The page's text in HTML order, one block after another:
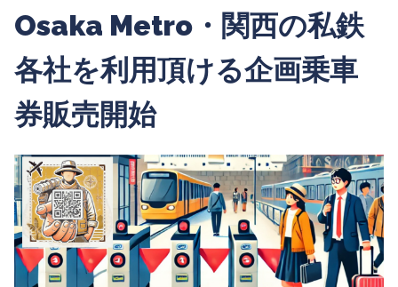
Osaka Metro・関西の私鉄
各社を利用頂ける企画乗車
券販売開始